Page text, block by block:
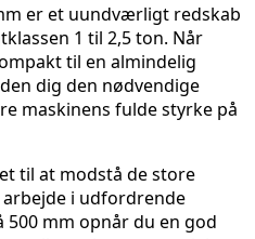
er et uundværligt redskab
1 til 2,5 ton. Når
til en almindelig
dig den nødvendige
maskinens fulde styrke på
til at modstå de store
i udfordrende
mm opnår du en god